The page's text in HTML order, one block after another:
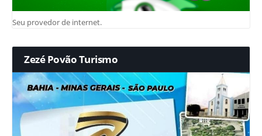
Seu provedor de internet.
Zezé Povão Turismo